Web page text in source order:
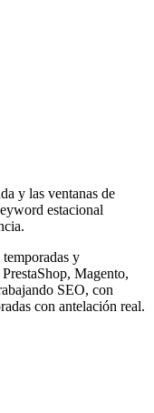
y las ventanas de
estacional
y
Magento,
SEO, con
con antelación real.